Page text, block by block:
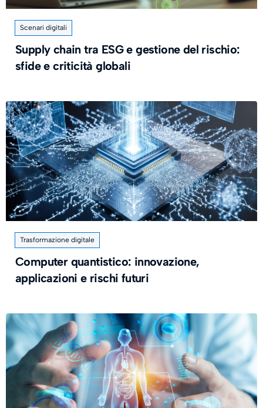
Scenari digitali
Supply chain tra ESG e gestione del rischio:
sfide e criticità globali
Trasformazione digitale
Computer quantistico: innovazione,
applicazioni e rischi futuri